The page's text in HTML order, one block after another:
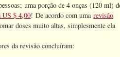
uma porção de 4 onças (120 ml)
US $ 4,00! De acordo com uma revisão
doses muito altas, simplesmente ela
da revisão concluíram: